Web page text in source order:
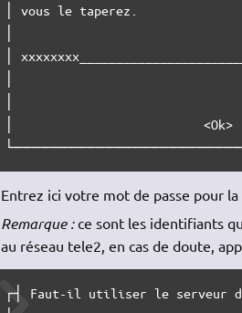
│ vous le taperez.
│
│
Entrez ici votre mot de passe pour la
Remarque :ce sont les identifiants
au réseau tele2, en cas de doute,
┌┤ Faut-il utiliser le serveur